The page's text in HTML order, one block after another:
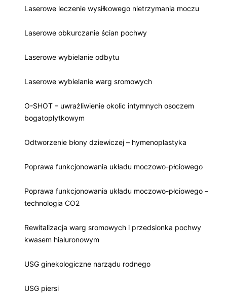
Laserowe leczenie wysiłkowego nietrzymania moczu
Laserowe obkurczanie ścian pochwy
Laserowe wybielanie odbytu
Laserowe wybielanie warg sromowych
O-SHOT – uwrażliwienie okolic intymnych osoczem
bogatopłytkowym
Odtworzenie błony dziewiczej – hymenoplastyka
Poprawa funkcjonowania układu moczowo-płciowego
Poprawa funkcjonowania układu moczowo-płciowego –
technologia CO2
Rewitalizacja warg sromowych i przedsionka pochwy
kwasem hialuronowym
USG ginekologiczne narządu rodnego
USG piersi